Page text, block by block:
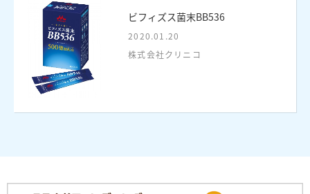
ビフィズス菌末BB536
2020.01.20
株式会社クリニコ